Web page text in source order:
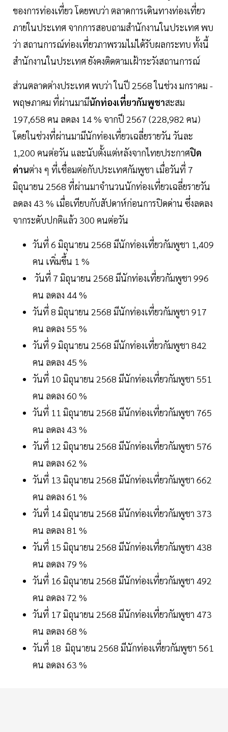
ของการท่องเที่ยว โดยพบว่า ตลาดการเดินทางท่องเที่ยว
ภายในประเทศ จากการสอบถามสำนักงานในประเทศ พบ
ว่า สถานการณ์ท่องเที่ยวภาพรวมไม่ได้รับผลกระทบ ทั้งนี้
สำนักงานในประเทศ ยังคงติดตามเฝ้าระวังสถานการณ์
ส่วนตลาดต่างประเทศ พบว่า ในปี 2568 ในช่วง มกราคม -
พฤษภาคม ที่ผ่านมามีนักท่องเที่ยวกัมพูชาสะสม
197,658 คน ลดลง 14 % จากปี 2567 (228,982 คน)
โดยในช่วงที่ผ่านมามีนักท่องเที่ยวเฉลี่ยรายวัน วันละ
1,200 คนต่อวัน และนับตั้งแต่หลังจากไทยประกาศปิด
ด่านต่าง ๆ ที่เชื่อมต่อกับประเทศกัมพูชา เมื่อวันที่ 7
มิถุนายน 2568 ที่ผ่านมาจำนวนนักท่องเที่ยวเฉลี่ยรายวัน
ลดลง 43 % เมื่อเทียบกับสัปดาห์ก่อนการปิดด่าน ซึ่งลดลง
จากระดับปกติแล้ว 300 คนต่อวัน
วันที่ 6 มิถุนายน 2568 มีนักท่องเที่ยวกัมพูชา 1,409
คน เพิ่มขึ้น 1 %
วันที่ 7 มิถุนายน 2568 มีนักท่องเที่ยวกัมพูชา 996
คน ลดลง 44 %
วันที่ 8 มิถุนายน 2568 มีนักท่องเที่ยวกัมพูชา 917
คน ลดลง 55 %
วันที่ 9 มิถุนายน 2568 มีนักท่องเที่ยวกัมพูชา 842
คน ลดลง 45 %
วันที่ 10 มิถุนายน 2568 มีนักท่องเที่ยวกัมพูชา 551
คน ลดลง 60 %
วันที่ 11 มิถุนายน 2568 มีนักท่องเที่ยวกัมพูชา 765
คน ลดลง 43 %
วันที่ 12 มิถุนายน 2568 มีนักท่องเที่ยวกัมพูชา 576
คน ลดลง 62 %
วันที่ 13 มิถุนายน 2568 มีนักท่องเที่ยวกัมพูชา 662
คน ลดลง 61 %
วันที่ 14 มิถุนายน 2568 มีนักท่องเที่ยวกัมพูชา 373
คน ลดลง 81 %
วันที่ 15 มิถุนายน 2568 มีนักท่องเที่ยวกัมพูชา 438
คน ลดลง 79 %
วันที่ 16 มิถุนายน 2568 มีนักท่องเที่ยวกัมพูชา 492
คน ลดลง 72 %
วันที่ 17 มิถุนายน 2568 มีนักท่องเที่ยวกัมพูชา 473
คน ลดลง 68 %
วันที่ 18 มิถุนายน 2568 มีนักท่องเที่ยวกัมพูชา 561
คน ลดลง 63 %